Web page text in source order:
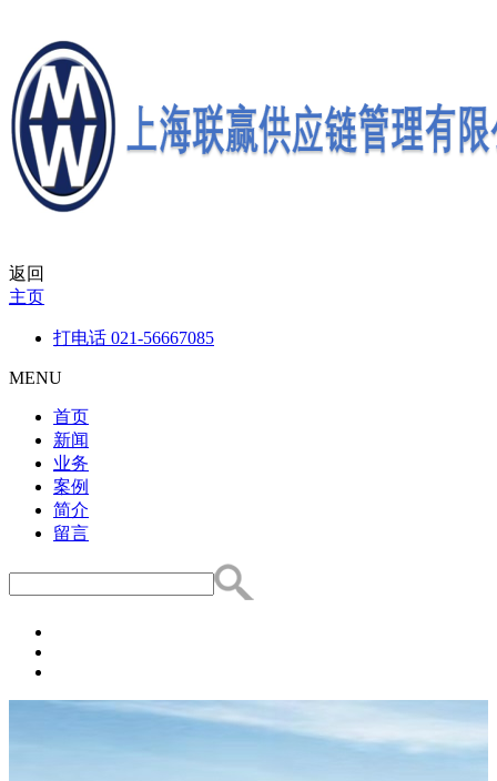
返回
主页
打电话 021-56667085
MENU
首页
新闻
业务
案例
简介
留言